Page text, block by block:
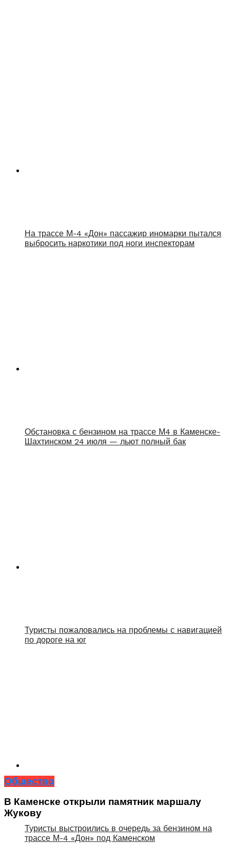
На трассе М-4 «Дон» пассажир иномарки пытался
выбросить наркотики под ноги инспекторам
Обстановка с бензином на трассе М4 в Каменске-
Шахтинском 24 июля — льют полный бак
Туристы пожаловались на проблемы с навигацией
по дороге на юг
Туристы выстроились в очередь за бензином на
трассе М-4 «Дон» под Каменском
Общество
В Каменске открыли памятник маршалу
Жукову